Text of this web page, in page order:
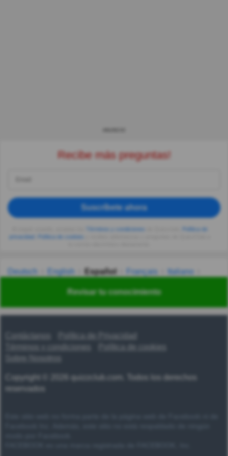
Revisar tu conocimiento
Recibe más preguntas!
Suscríbete ahora
privacidad
Deutsch English Español Français
Italiano
Українська हिन्दी 한국어 汉语
Contáctanos
Política de Privacidad
Términos y condiciones
Copyright © 2026 quizzclub.com. Todos los derechos
reservados